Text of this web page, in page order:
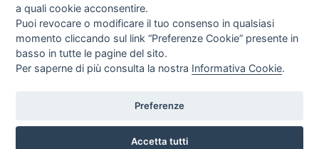
Direttrice Responsabile: Alessandra Costante | Registrazione al Tribunale Civile
a quali cookie acconsentire.
Puoi revocare o modificare il tuo consenso in qualsiasi
momento cliccando sul link “Preferenze Cookie” presente in
basso in tutte le pagine del sito.
Per saperne di più consulta la nostra Informativa Cookie.
Preferenze
Accetta tutti